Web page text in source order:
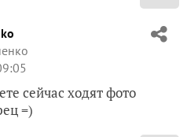
сейчас ходят фото
=)